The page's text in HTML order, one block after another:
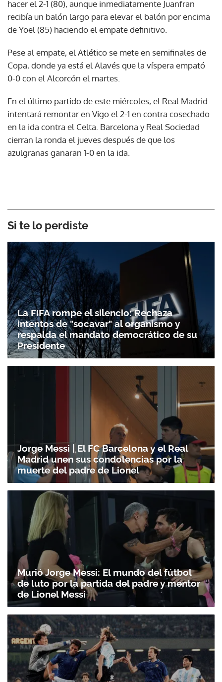
hacer el 2-1 (80), aunque inmediatamente Juanfran
recibía un balón largo para elevar el balón por encima
de Yoel (85) haciendo el empate definitivo.
Pese al empate, el Atlético se mete en semifinales de
Copa, donde ya está el Alavés que la víspera empató
0-0 con el Alcorcón el martes.
En el último partido de este miércoles, el Real Madrid
intentará remontar en Vigo el 2-1 en contra cosechado
en la ida contra el Celta. Barcelona y Real Sociedad
cierran la ronda el jueves después de que los
azulgranas ganaran 1-0 en la ida.
Si te lo perdiste
La FIFA rompe el silencio: Rechaza
intentos de "socavar" al organismo y
respalda el mandato democrático de su
Presidente
Jorge Messi | El FC Barcelona y el Real
Madrid unen sus condolencias por la
muerte del padre de Lionel
Murió Jorge Messi: El mundo del fútbol
de luto por la partida del padre y mentor
de Lionel Messi